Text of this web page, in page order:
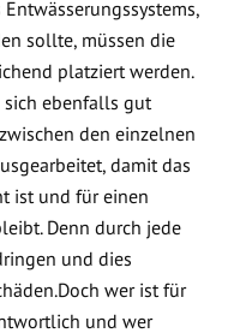
sollte, müssen die
platziert werden.
ebenfalls gut
den einzelnen
damit das
ist und für einen
Denn durch jede
und dies
wer ist für
und wer